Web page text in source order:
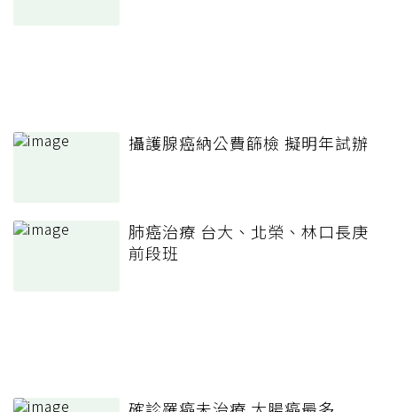
攝護腺癌納公費篩檢 擬明年試辦
肺癌治療 台大、北榮、林口長庚
前段班